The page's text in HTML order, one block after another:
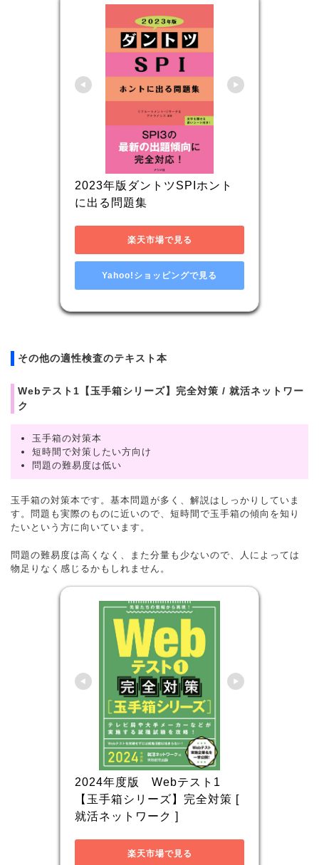
2023年版ダントツSPIホント
に出る問題集
楽天市場で見る
Yahoo!ショッピングで見る
その他の適性検査のテキスト本
Webテスト1【玉手箱シリーズ】完全対策 / 就活ネットワー
ク
玉手箱の対策本
短時間で対策したい方向け
問題の難易度は低い
玉手箱の対策本です。基本問題が多く、解説はしっかりしていま
す。問題も実際のものに近いので、短時間で玉手箱の傾向を知り
たいという方に向いています。
問題の難易度は高くなく、また分量も少ないので、人によっては
物足りなく感じるかもしれません。
2024年度版　Webテスト1
【玉手箱シリーズ】完全対策 [
就活ネットワーク ]
楽天市場で見る